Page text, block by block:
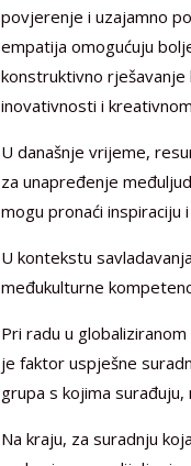
povjerenje i uzajamno
empatija omogućuju
konstruktivno
inovativnosti i
U današnje vrijeme,
za unapređenje
mogu pronaći inspiraciju
U kontekstu
međukulturne
Pri radu u
je faktor uspješne
grupa s kojima
Na kraju, za suradnju